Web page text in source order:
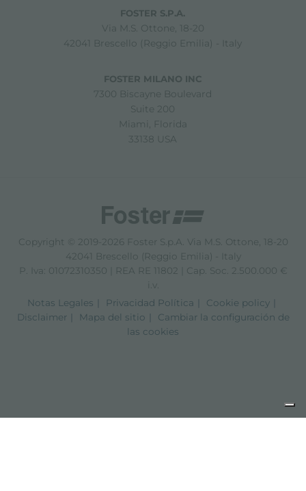
FOSTER S.P.A.
Via M.S. Ottone, 18-20
42041 Brescello (Reggio Emilia) - Italy
FOSTER MILANO INC
7300 Biscayne Boulevard
Suite 200
Miami, Florida
33138 USA
Copyright © 2019-2026 Foster S.p.A. Via M.S. Ottone, 18-20
42041 Brescello (Reggio Emilia) - Italy
P. Iva: 01072310350 | REA RE 11802 | Cap. Soc. 2.500.000 €
i.v.
Notas Legales
Privacidad Política
Cookie policy
Disclaimer
Mapa del sitio
Cambiar la configuración de
las cookies